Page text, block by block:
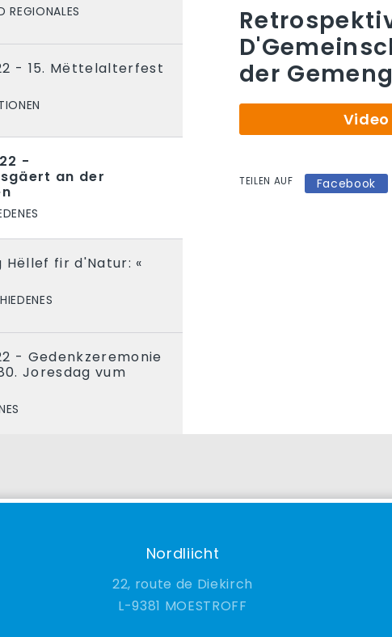
REGIONALES
- 15. Mëttelalterfest
-
an der
fir d'Natur: «
- Gedenkzeremonie
Joresdag vum
der
TEILEN AUF Facebook
Nordliicht
22, route de Diekirch
9381 MOESTROFF